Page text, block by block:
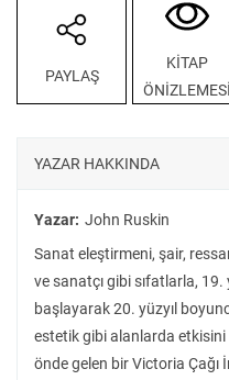
antikçağ metinleriyle
kendi ifadesiyle, “gökyüzünün
zamanın işaretlerini etkilemiş
Bulutu.
PAYLAŞ
KİTAP
ÖNİZLEMESİ
YAZAR HAKKINDA
Yazar: John Ruskin
Sanat eleştirmeni, şair,
ve sanatçı gibi sıfatlarla, 19.
başlayarak 20. yüzyıl
estetik gibi alanlarda
önde gelen bir Victoria Çağı